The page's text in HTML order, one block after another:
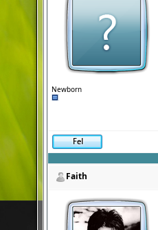
Newborn
Faith